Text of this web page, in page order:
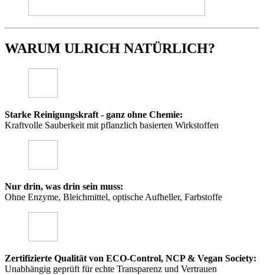
WARUM ULRICH NATÜRLICH?
Starke Reinigungskraft - ganz ohne Chemie:
Kraftvolle Sauberkeit mit pflanzlich basierten Wirkstoffen
Nur drin, was drin sein muss:
Ohne Enzyme, Bleichmittel, optische Aufheller, Farbstoffe
Zertifizierte Qualität von ECO-Control, NCP & Vegan Society:
Unabhängig geprüft für echte Transparenz und Vertrauen